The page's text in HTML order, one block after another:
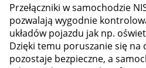
Przełączniki w samochodzie
pozwalają wygodnie
układów pojazdu jak np.
Dzięki temu poruszanie się na
pozostaje bezpieczne, a